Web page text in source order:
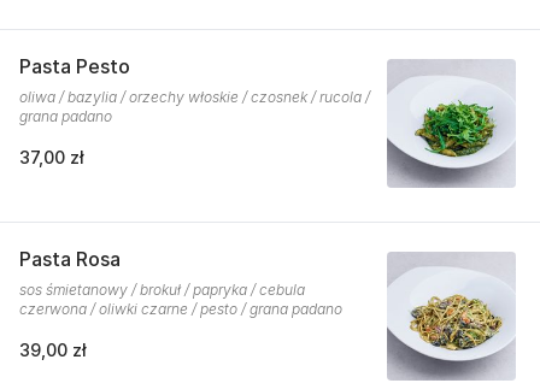
Pasta Pesto
oliwa / bazylia / orzechy włoskie / czosnek / rucola /
grana padano
37,00 zł
Pasta Rosa
sos śmietanowy / brokuł / papryka / cebula
czerwona / oliwki czarne / pesto / grana padano
39,00 zł